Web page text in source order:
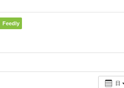
Feedly
日